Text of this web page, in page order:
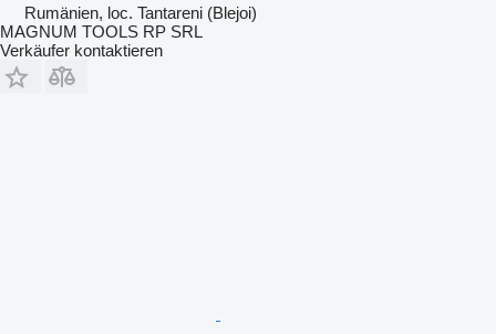
Rumänien, loc. Tantareni (Blejoi)
MAGNUM TOOLS RP SRL
Verkäufer kontaktieren